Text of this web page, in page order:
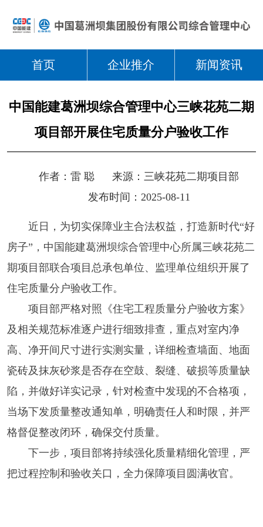
首页 企业推介 新闻资讯
中国能建葛洲坝综合管理中心三峡花苑二期
项目部开展住宅质量分户验收工作
作者： 雷 聪 来源： 三峡花苑二期项目部
发布时间：2025-08-11
近日，为切实保障业主合法权益，打造新时代“好
房子”，中国能建葛洲坝综合管理中心所属三峡花苑二
期项目部联合项目总承包单位、监理单位组织开展了
住宅质量分户验收工作。
项目部严格对照《住宅工程质量分户验收方案》
及相关规范标准逐户进行细致排查，重点对室内净
高、净开间尺寸进行实测实量，详细检查墙面、地面
瓷砖及抹灰砂浆是否存在空鼓、裂缝、破损等质量缺
陷，并做好详实记录，针对检查中发现的不合格项，
当场下发质量整改通知单，明确责任人和时限，并严
格督促整改闭环，确保交付质量。
下一步，项目部将持续强化质量精细化管理，严
把过程控制和验收关口，全力保障项目圆满收官。